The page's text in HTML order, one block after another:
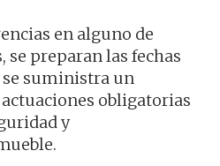
en alguno de
se preparan las fechas
suministra un
obligatorias
y